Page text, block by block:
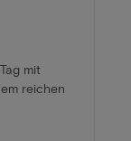
mit
reichen